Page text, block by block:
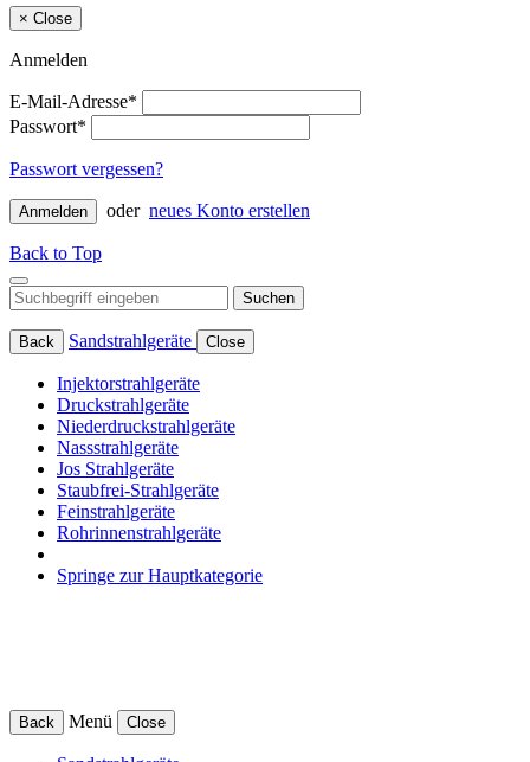
× Close
Anmelden
E-Mail-Adresse*
Passwort*
Passwort vergessen?
Anmelden oder neues Konto erstellen
Back to Top
Suchen
Back Sandstrahlgeräte Close
Injektorstrahlgeräte
Druckstrahlgeräte
Niederdruckstrahlgeräte
Nassstrahlgeräte
Jos Strahlgeräte
Staubfrei-Strahlgeräte
Feinstrahlgeräte
Rohrinnenstrahlgeräte
Springe zur Hauptkategorie
Back Menü Close